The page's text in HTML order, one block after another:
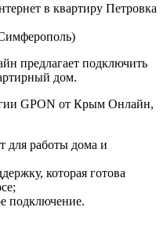
в квартиру Петровка
предлагает подключить
дом.
GPON от Крым Онлайн,
для работы дома и
которая готова
подключение.